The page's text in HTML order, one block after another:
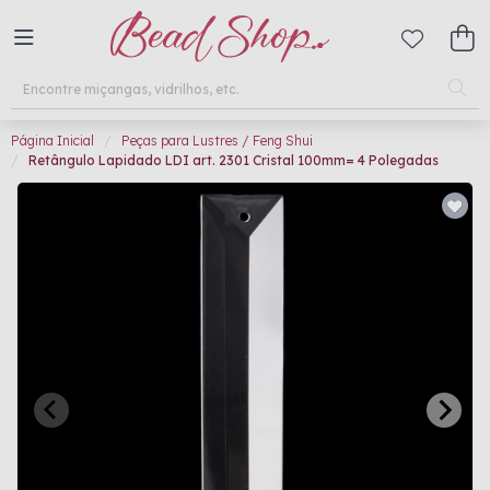
Página Inicial
Peças para Lustres / Feng Shui
Retângulo Lapidado LDI art. 2301 Cristal 100mm= 4 Polegadas